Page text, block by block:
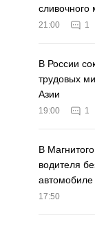
сливочного
21:00 1
В России
трудовых
Азии
19:00 1
В
водителя
автомобиле
17:50